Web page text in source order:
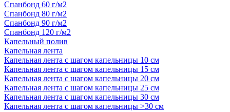
Спанбонд 60 г/м2
Спанбонд 80 г/м2
Спанбонд 90 г/м2
Спанбонд 120 г/м2
Капельный полив
Капельная лента
Капельная лента с шагом капельницы 10 см
Капельная лента с шагом капельницы 15 см
Капельная лента с шагом капельницы 20 см
Капельная лента с шагом капельницы 25 см
Капельная лента с шагом капельницы 30 см
Капельная лента с шагом капельницы >30 см